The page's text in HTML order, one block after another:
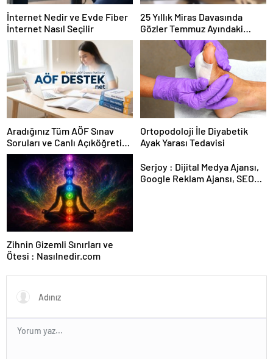
İnternet Nedir ve Evde Fiber
İnternet Nasıl Seçilir
25 Yıllık Miras Davasında
Gözler Temmuz Ayındaki
Karar Duruşmasına Çevrildi
Aradığınız Tüm AÖF Sınav
Soruları ve Canlı Açıköğretim
Forumu Burada
Ortopodoloji İle Diyabetik
Ayak Yarası Tedavisi
Zihnin Gizemli Sınırları ve
Ötesi : Nasılnedir.com
Serjoy : Dijital Medya Ajansı,
Google Reklam Ajansı, SEO